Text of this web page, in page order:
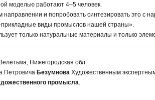
моделью работают 4–5 человек.
направлении и попробовать синтезировать это с
виды промыслов нашей страны».
только натуральные материалы и только
Нижегородская обл.
Петровича Безумнова Художественным
промысла.